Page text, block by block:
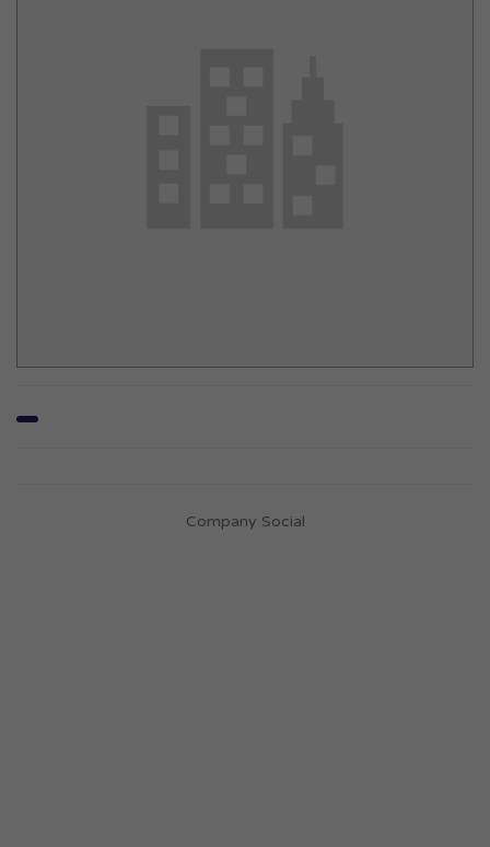
Company Social